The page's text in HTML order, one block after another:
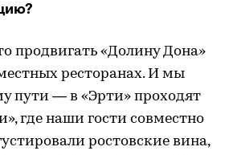
продвигать «Долину Дона»
ресторанах. И мы
пути — в «Эрти» проходят
где наши гости совместно
ростовские вина,